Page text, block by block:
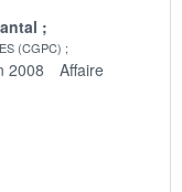
(CGPC)
2008
Affaire